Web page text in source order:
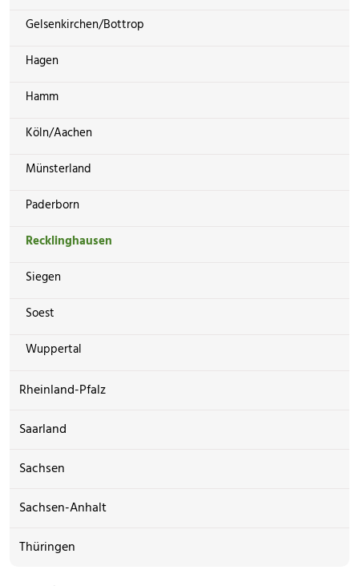
Gelsenkirchen/Bottrop
Hagen
Hamm
Köln/Aachen
Münsterland
Paderborn
Recklinghausen
Siegen
Soest
Wuppertal
Rheinland-Pfalz
Saarland
Sachsen
Sachsen-Anhalt
Thüringen